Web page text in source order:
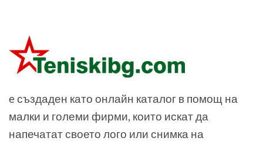
e създаден като онлайн каталог в помощ на
малки и големи фирми, които искат да
напечатат своето лого или снимка на